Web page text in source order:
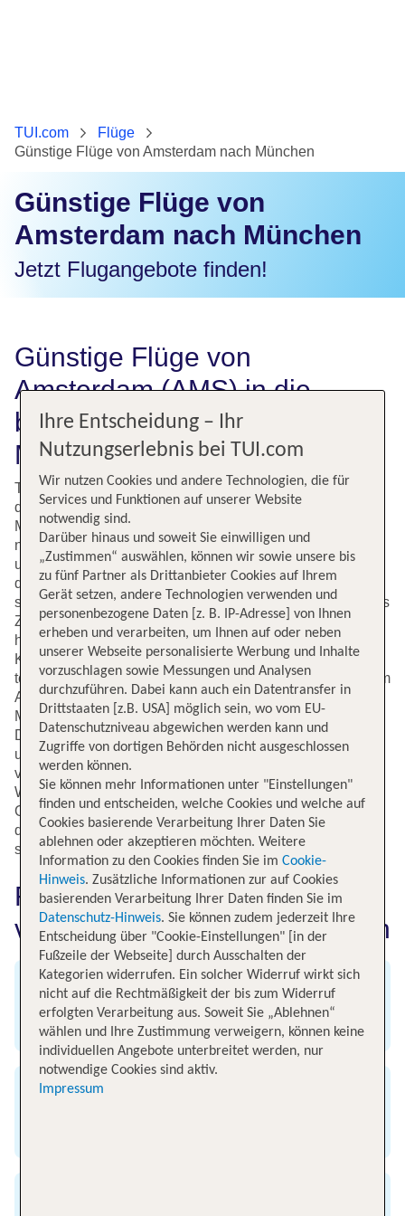
TUI.com
Flüge
Günstige Flüge von Amsterdam nach München
Günstige Flüge von
Amsterdam nach München
Jetzt Flugangebote finden!
Günstige Flüge von
Amsterdam (AMS) in die
bayrische Landeshauptstadt
München (MUC) finden
TUI bietet Flüge in die ganze Welt an. Darunter ist auch
die beliebte Flugverbindung von Amsterdam nach
München. Ein Flug von der niederländischen Hauptstadt
nach München dauert gerade einmal eineinhalb Stunden
und verbindet zwei pulsierende Städte miteinander. Auf
der Onlineplattform von TUI kannst Du den Flug ganz
schnell und komfortabel buchen. München ist ein beliebtes
Ziel für eine Städtereise. Wer sich für Museen interessiert,
hat die Auswahl zwischen hochkarätigen
Kunstausstellungen, dem Deutschen Museum, das eine
tolle Technikausstellung hat, oder Spezialmuseen wie dem
Alpinen Museum oder dem Ägyptischen Museum.
München ist auch für seine Gastronomieszene bekannt.
Da gibt es einerseits die typischen Wirtshäuser und die
urigen Biergärten. Andererseits finden sich in München
viele internationale Restaurants auf Spitzenniveau.
Weitere Sehenswürdigkeiten in der Stadt sind der
Olympiapark mit dem Olympiaturm, die BMW World oder
der Tierpark Hellabrunn. Langweilig wird es in München
sicherlich nicht.
Fluginformationen für Flüge
von Amsterdam nach München
Abflug
Flughafen Amsterdam
Ankunft
Ihre Entscheidung – Ihr
Nutzungserlebnis bei TUI.com
Wir nutzen Cookies und andere Technologien, die für
Services und Funktionen auf unserer Website
notwendig sind.
Darüber hinaus und soweit Sie einwilligen und
„Zustimmen“ auswählen, können wir sowie unsere bis
zu fünf Partner als Drittanbieter Cookies auf Ihrem
Gerät setzen, andere Technologien verwenden und
personenbezogene Daten [z. B. IP-Adresse] von Ihnen
erheben und verarbeiten, um Ihnen auf oder neben
unserer Webseite personalisierte Werbung und Inhalte
vorzuschlagen sowie Messungen und Analysen
durchzuführen. Dabei kann auch ein Datentransfer in
Drittstaaten [z.B. USA] möglich sein, wo vom EU-
Datenschutzniveau abgewichen werden kann und
Zugriffe von dortigen Behörden nicht ausgeschlossen
werden können.
Sie können mehr Informationen unter "Einstellungen"
finden und entscheiden, welche Cookies und welche auf
Cookies basierende Verarbeitung Ihrer Daten Sie
ablehnen oder akzeptieren möchten. Weitere
Information zu den Cookies finden Sie im Cookie-
Hinweis. Zusätzliche Informationen zur auf Cookies
basierenden Verarbeitung Ihrer Daten finden Sie im
Datenschutz-Hinweis. Sie können zudem jederzeit Ihre
Entscheidung über "Cookie-Einstellungen" [in der
Fußzeile der Webseite] durch Ausschalten der
Kategorien widerrufen. Ein solcher Widerruf wirkt sich
nicht auf die Rechtmäßigkeit der bis zum Widerruf
erfolgten Verarbeitung aus. Soweit Sie „Ablehnen“
wählen und Ihre Zustimmung verweigern, können keine
individuellen Angebote unterbreitet werden, nur
notwendige Cookies sind aktiv.
Impressum